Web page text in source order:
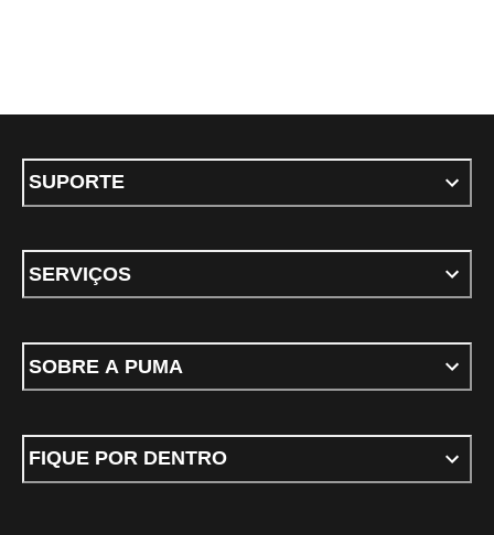
SUPORTE
SERVIÇOS
SOBRE A PUMA
FIQUE POR DENTRO